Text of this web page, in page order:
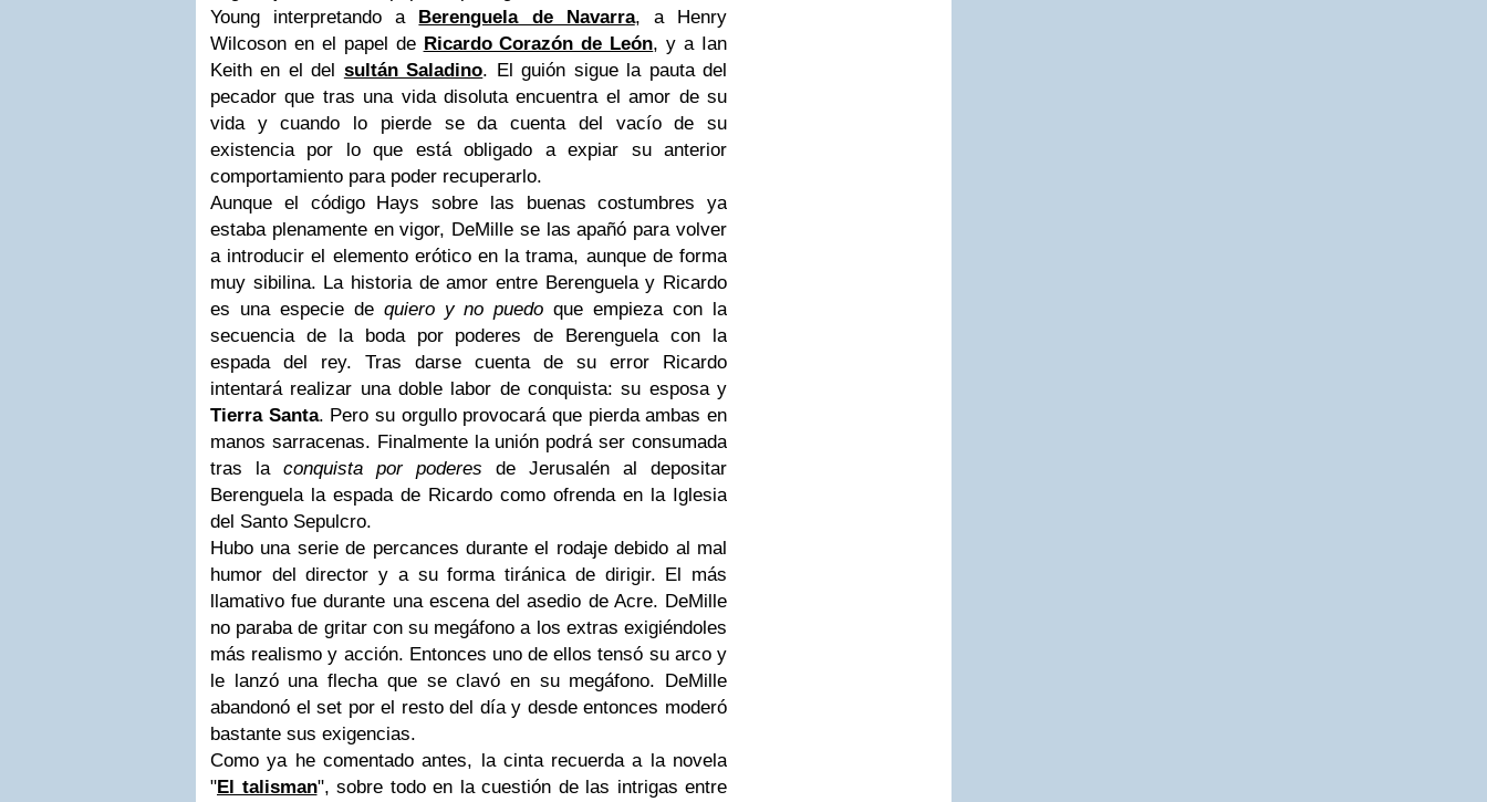
Young interpretando a Berenguela de Navarra, a Henry
Wilcoson en el papel de Ricardo Corazón de León, y a Ian
Keith en el del sultán Saladino. El guión sigue la pauta del
pecador que tras una vida disoluta encuentra el amor de su
vida y cuando lo pierde se da cuenta del vacío de su
existencia por lo que está obligado a expiar su anterior
comportamiento para poder recuperarlo.
Aunque el código Hays sobre las buenas costumbres ya
estaba plenamente en vigor, DeMille se las apañó para volver
a introducir el elemento erótico en la trama, aunque de forma
muy sibilina. La historia de amor entre Berenguela y Ricardo
es una especie de quiero y no puedo que empieza con la
secuencia de la boda por poderes de Berenguela con la
espada del rey. Tras darse cuenta de su error Ricardo
intentará realizar una doble labor de conquista: su esposa y
Tierra Santa. Pero su orgullo provocará que pierda ambas en
manos sarracenas. Finalmente la unión podrá ser consumada
tras la conquista por poderes de Jerusalén al depositar
Berenguela la espada de Ricardo como ofrenda en la Iglesia
del Santo Sepulcro.
Hubo una serie de percances durante el rodaje debido al mal
humor del director y a su forma tiránica de dirigir. El más
llamativo fue durante una escena del asedio de Acre. DeMille
no paraba de gritar con su megáfono a los extras exigiéndoles
más realismo y acción. Entonces uno de ellos tensó su arco y
le lanzó una flecha que se clavó en su megáfono. DeMille
abandonó el set por el resto del día y desde entonces moderó
bastante sus exigencias.
Como ya he comentado antes, la cinta recuerda a la novela
"El talisman", sobre todo en la cuestión de las intrigas entre